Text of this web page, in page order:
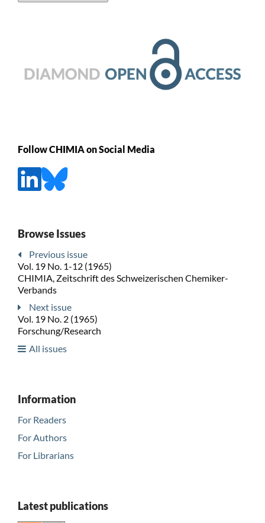
Follow CHIMIA on Social Media
Browse Issues
Previous issue
Vol. 19 No. 1-12 (1965)
CHIMIA, Zeitschrift des Schweizerischen Chemiker-
Verbands
Next issue
Vol. 19 No. 2 (1965)
Forschung/Research
All issues
Information
For Readers
For Authors
For Librarians
Latest publications